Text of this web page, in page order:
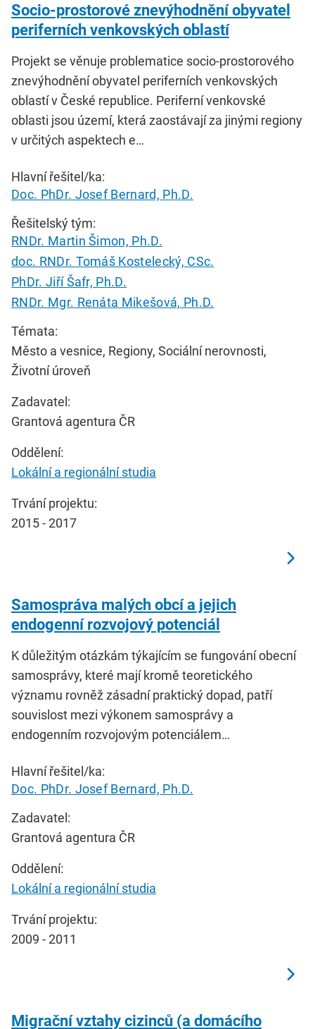
Socio-prostorové znevýhodnění obyvatel
periferních venkovských oblastí
Projekt se věnuje problematice socio-prostorového
znevýhodnění obyvatel periferních venkovských
oblastí v České republice. Periferní venkovské
oblasti jsou území, která zaostávají za jinými regiony
v určitých aspektech e…
Hlavní řešitel/ka:
Doc. PhDr. Josef Bernard, Ph.D.
Řešitelský tým:
RNDr. Martin Šimon, Ph.D.
doc. RNDr. Tomáš Kostelecký, CSc.
PhDr. Jiří Šafr, Ph.D.
RNDr. Mgr. Renáta Mikešová, Ph.D.
Témata:
Město a vesnice, Regiony, Sociální nerovnosti,
Životní úroveň
Zadavatel:
Grantová agentura ČR
Oddělení:
Lokální a regionální studia
Trvání projektu:
2015 - 2017
Samospráva malých obcí a jejich
endogenní rozvojový potenciál
K důležitým otázkám týkajícím se fungování obecní
samosprávy, které mají kromě teoretického
významu rovněž zásadní praktický dopad, patří
souvislost mezi výkonem samosprávy a
endogenním rozvojovým potenciálem…
Hlavní řešitel/ka:
Doc. PhDr. Josef Bernard, Ph.D.
Zadavatel:
Grantová agentura ČR
Oddělení:
Lokální a regionální studia
Trvání projektu:
2009 - 2011
Migrační vztahy cizinců (a domácího